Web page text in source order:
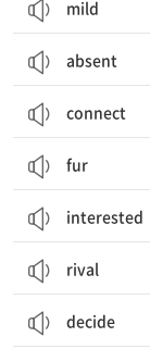
mild
absent
connect
fur
interested
rival
decide